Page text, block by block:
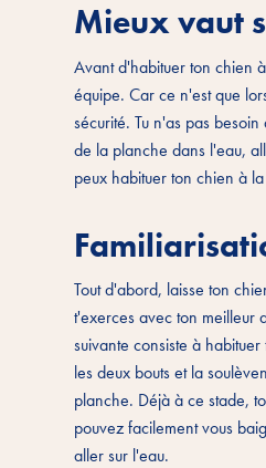
Mieux vaut
Avant d'habituer ton chien
équipe. Car ce n'est que
sécurité. Tu n'as pas
de la planche dans l'eau,
peux habituer ton chien à
Tout d'abord, laisse ton
t'exerces avec ton meilleur
suivante consiste à
les deux bouts et la
planche. Déjà à ce stade,
pouvez facilement vous
aller sur l'eau.